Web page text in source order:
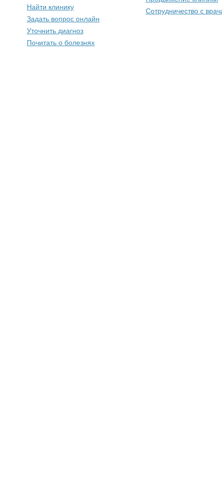
Найти клинику
Задать вопрос онлайн
Уточнить диагноз
Почитать о болезнях
Сотрудничество с